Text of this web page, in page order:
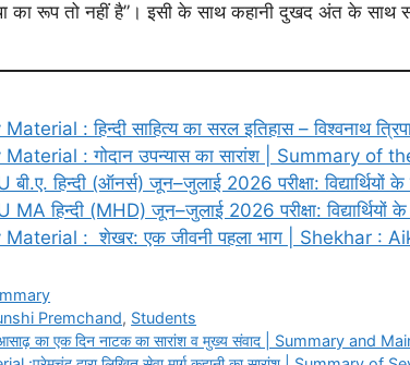
का रूप तो नहीं है”। इसी के साथ कहानी दुखद अंत के साथ
: हिन्दी साहित्य का सरल इतिहास – विश्वनाथ
: गोदान उपन्यास का सारांश | Summary of
बी.ए. हिन्दी (ऑनर्स) जून–जुलाई 2026 परीक्षा: विद्यार्थियों के
MA हिन्दी (MHD) जून–जुलाई 2026 परीक्षा:
: शेखर: एक जीवनी पहला भाग | Shekhar :
Premchand, Students
का एक दिन नाटक का सारांश व मुख्य संवाद | Summary and